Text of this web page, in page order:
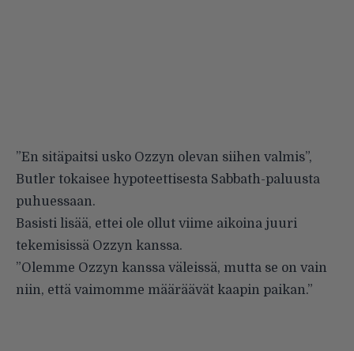
”En sitäpaitsi usko Ozzyn olevan siihen valmis”,
Butler tokaisee hypoteettisesta Sabbath-paluusta
puhuessaan.
Basisti lisää, ettei ole ollut viime aikoina juuri
tekemisissä Ozzyn kanssa.
”Olemme Ozzyn kanssa väleissä, mutta se on vain
niin, että vaimomme määräävät kaapin paikan.”